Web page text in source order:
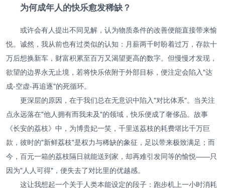
为何成年人的快乐愈发稀缺？
或许会有人提出不同见解，认为物质条件的改善便能直接带来愉
悦。诚然，我从前也有过类似的认知：月薪两千时盼着过万，存款十
万后想换新车，财富积累至百万又渴望更高的数字。但慢慢才发现，
欲望的边界永无止境，若将快乐依附于外部目标，便注定会陷入"达
成-空虚-再追逐"的死循环。
更深层的原因，在于我们总在无意识中陷入"对比体系"。当关注
点永远落在"他人拥有而我未及"的领域，快乐便成了奢侈品。故事
《长安的荔枝》中，为博贵妃一笑，千里送荔枝的耗费堪比千万巨
款，彼时的"新鲜荔枝"是权力与稀缺的象征，足以带来极致满足；而
今，百元一箱的荔枝隔日就能送到家，却再难引发同等的愉悦——只
因为"人人可得"，便失去了对比里的优越感。
这让我想起一个关于人类本能设定的段子：跑步机上一小时消耗